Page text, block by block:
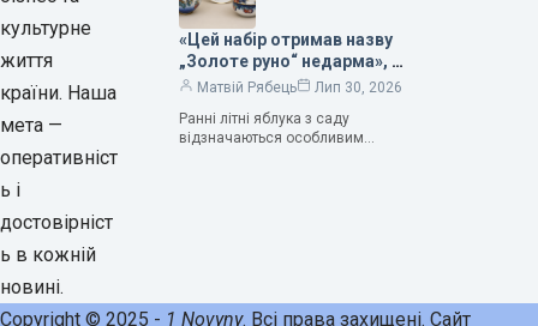
культурне
життя
країни. Наша
мета —
оперативніст
ь і
достовірніст
ь в кожній
новині.
«Цей набір отримав назву
„Золоте руно“ недарма», —
колекціонерка Людмила
Матвій Рябець
Лип 30, 2026
Ранні літні яблука з саду
відзначаються особливим
Copyright © 2025 - 1 Novyny. Всі права захищені. Сайт